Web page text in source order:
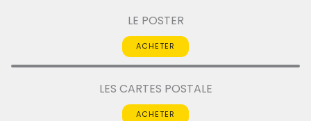
LE POSTER
ACHETER
LES CARTES POSTALE
ACHETER